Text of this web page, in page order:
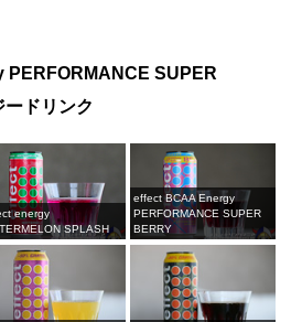
SUPER
ドリンク
energy
SPLASH
effect BCAA Energy
PERFORMANCE SUPER
BERRY